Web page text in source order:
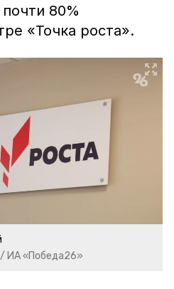
80%
«Точка роста».
ИА «Победа26»